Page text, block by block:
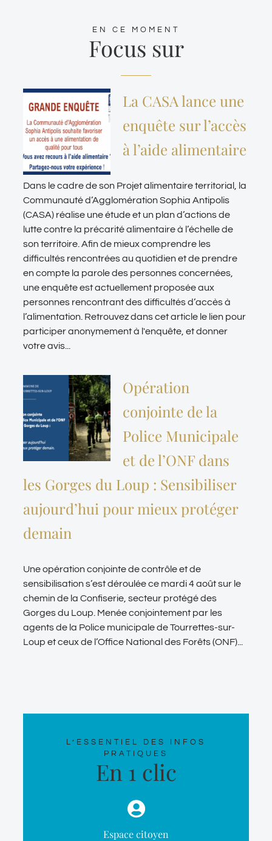
EN CE MOMENT
Focus sur
La CASA lance une
enquête sur l’accès
à l’aide alimentaire
Dans le cadre de son Projet alimentaire territorial, la
Communauté d’Agglomération Sophia Antipolis
(CASA) réalise une étude et un plan d’actions de
lutte contre la précarité alimentaire à l’échelle de
son territoire. Afin de mieux comprendre les
difficultés rencontrées au quotidien et de prendre
en compte la parole des personnes concernées,
une enquête est actuellement proposée aux
personnes rencontrant des difficultés d’accès à
l’alimentation. Retrouvez dans cet article le lien pour
participer anonymement à l'enquête, et donner
votre avis...
Opération
conjointe de la
Police Municipale
et de l’ONF dans
les Gorges du Loup : Sensibiliser
aujourd’hui pour mieux protéger
demain
Une opération conjointe de contrôle et de
sensibilisation s’est déroulée ce mardi 4 août sur le
chemin de la Confiserie, secteur protégé des
Gorges du Loup. Menée conjointement par les
agents de la Police municipale de Tourrettes-sur-
Loup et ceux de l’Office National des Forêts (ONF)...
L’ESSENTIEL DES INFOS
PRATIQUES
En 1 clic
Espace citoyen